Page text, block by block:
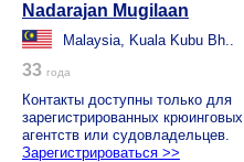
Nadarajan Mugilaan
Malaysia, Kuala Kubu Bh..
33 года
Контакты доступны только для
зарегистрированных крюинговых
агентств или судовладельцев.
Зарегистрироваться >>